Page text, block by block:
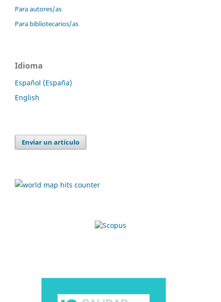
Para autores/as
Para bibliotecarios/as
Idioma
Español (España)
English
Enviar un artículo